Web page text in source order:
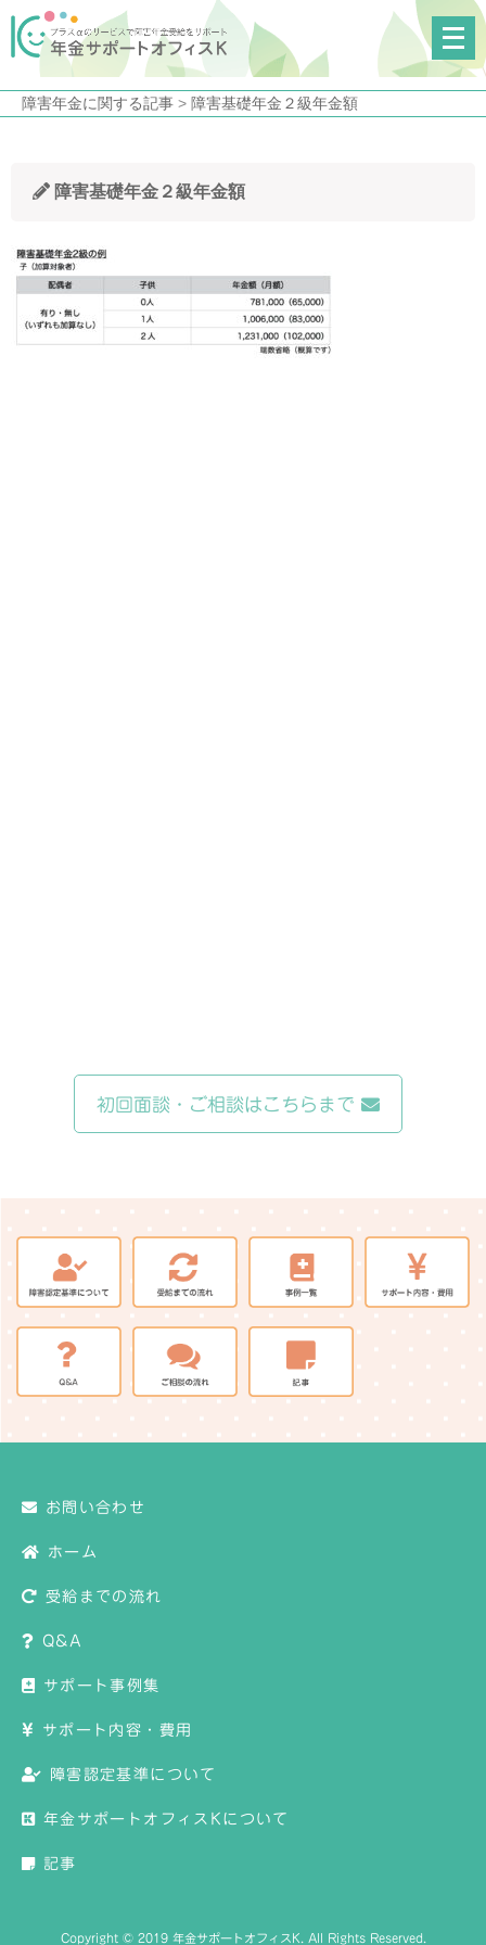
メ
ニ
ュ
ー
障害年金に関する記事 > 障害基礎年金２級年金額
障害基礎年金２級年金額
初回面談・ご相談はこちらまで
お問い合わせ
ホーム
受給までの流れ
Q&A
サポート事例集
サポート内容・費用
障害認定基準について
年金サポートオフィスKについて
記事
Copyright © 2019 年金サポートオフィスK. All Rights Reserved.